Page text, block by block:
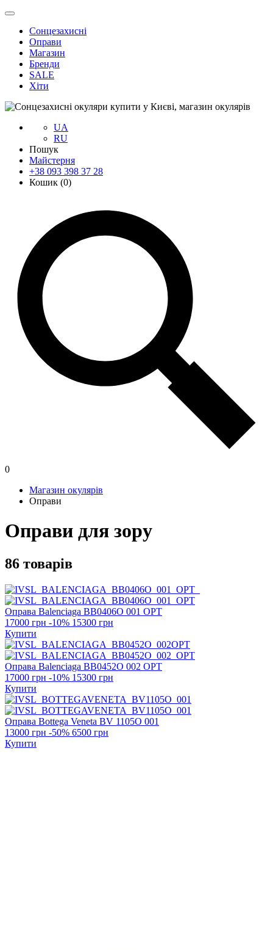
Сонцезахисні
Оправи
Магазин
Бренди
SALE
Хіти
UA
RU
Пошук
Майстерня
+38 093 398 37 28
Кошик (0)
0
Магазин окулярів
Оправи
Оправи для зору
86 товарів
Оправа Balenciaga BB0406O 001 OPT
17000 грн -10% 15300 грн
Купити
Оправа Balenciaga BB0452O 002 OPT
17000 грн -10% 15300 грн
Купити
Оправа Bottega Veneta BV 1105O 001
13000 грн -50% 6500 грн
Купити